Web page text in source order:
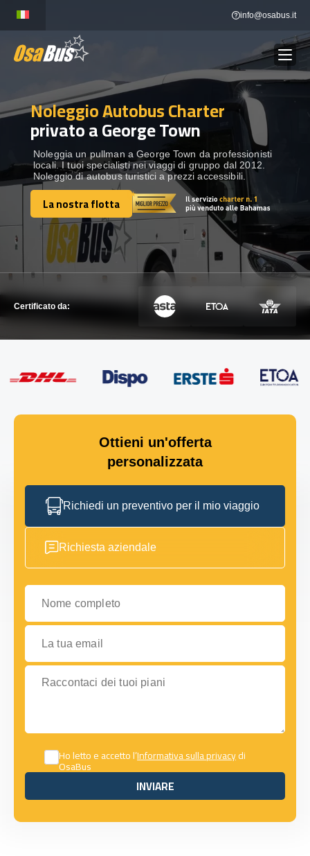
content
info@osabus.it
NOLEGGIO AUTOBUS Show dropdown
DESTINAZIONI Show dropdown
FLOTTA
METTITI IN CONTATTO
METTITI IN CONTATTO
Noleggio Autobus Charter
privato a George Town
Noleggia un pullman a George Town da professionisti
locali. I tuoi specialisti nei viaggi di gruppo dal 2012.
Noleggio di autobus turistici a prezzi accessibili.
La nostra flotta
La nostra flotta
Certificato da:
Ottieni un'offerta
personalizzata
Richiedi un preventivo per il mio viaggio
Richiesta aziendale
Nome completo
La tua email
Raccontaci dei tuoi piani
Ho letto e accetto l’Informativa sulla privacydi
OsaBus
INVIARE
INVIARE